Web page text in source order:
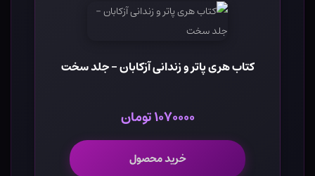
کتاب هری پاتر و زندانی آزکابان - جلد سخت
۱۰۷۰۰۰۰ تومان
خرید محصول